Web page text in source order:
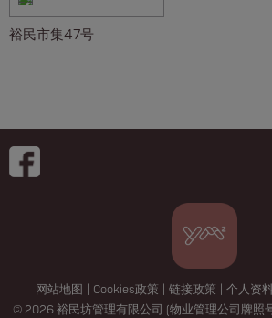
裕民市集47号
网站地图 Cookies政策 链接政策 个人资
© 2026 裕民坊管理有限公司 (物业管理公司牌照